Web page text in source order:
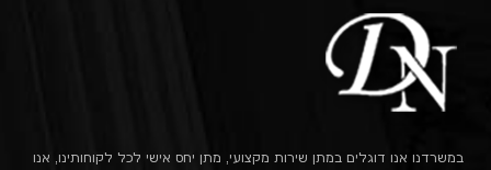
במשרדנו אנו דוגלים במתן שירות מקצועי, מתן יחס אישי לכל לקוחותינו, אנו